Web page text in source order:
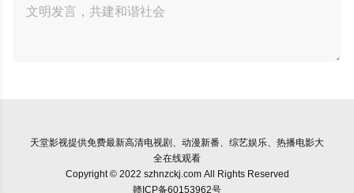
天堂影视提供免费最新高清电视剧、动漫新番、综艺娱乐、热播电影大
全在线观看
Copyright © 2022 szhnzckj.com All Rights Reserved
赣ICP备60153962号